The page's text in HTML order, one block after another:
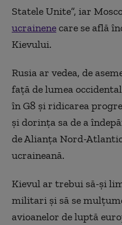
Statele Unite”, iar
ucrainenecare se află
Kievului.
Rusia ar vedea, de
faţă de lumea
în G8 şi ridicarea
şi dorinţa sa de a
de Alianţa Nord-
ucraineană.
Kievul ar trebui să-şi
militari şi să se
avioanelor de luptă